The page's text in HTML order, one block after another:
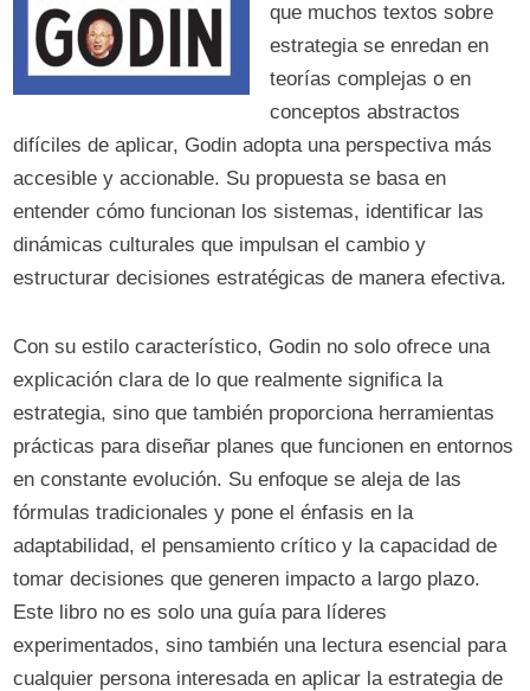
que muchos textos sobre
estrategia se enredan en
teorías complejas o en
conceptos abstractos
difíciles de aplicar, Godin adopta una perspectiva más
accesible y accionable. Su propuesta se basa en
entender cómo funcionan los sistemas, identificar las
dinámicas culturales que impulsan el cambio y
estructurar decisiones estratégicas de manera efectiva.
Con su estilo característico, Godin no solo ofrece una
explicación clara de lo que realmente significa la
estrategia, sino que también proporciona herramientas
prácticas para diseñar planes que funcionen en entornos
en constante evolución. Su enfoque se aleja de las
fórmulas tradicionales y pone el énfasis en la
adaptabilidad, el pensamiento crítico y la capacidad de
tomar decisiones que generen impacto a largo plazo.
Este libro no es solo una guía para líderes
experimentados, sino también una lectura esencial para
cualquier persona interesada en aplicar la estrategia de